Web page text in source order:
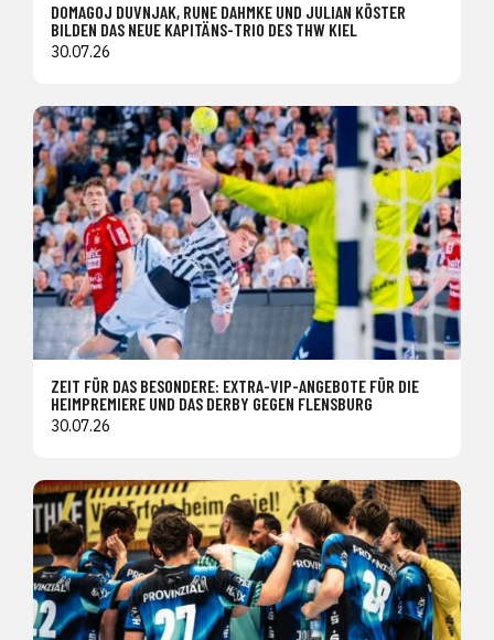
DOMAGOJ DUVNJAK, RUNE DAHMKE UND JULIAN KÖSTER
BILDEN DAS NEUE KAPITÄNS-TRIO DES THW KIEL
30.07.26
ZEIT FÜR DAS BESONDERE: EXTRA-VIP-ANGEBOTE FÜR DIE
HEIMPREMIERE UND DAS DERBY GEGEN FLENSBURG
30.07.26